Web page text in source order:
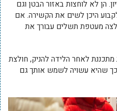
הן לא לוחצות באזור הבטן וגם
היכן לשים את הקשירה. אם
מעטפת תשלים עבורך את
לאחר הלידה להניק, חולצת
שהיא עשויה לשמש אותך גם